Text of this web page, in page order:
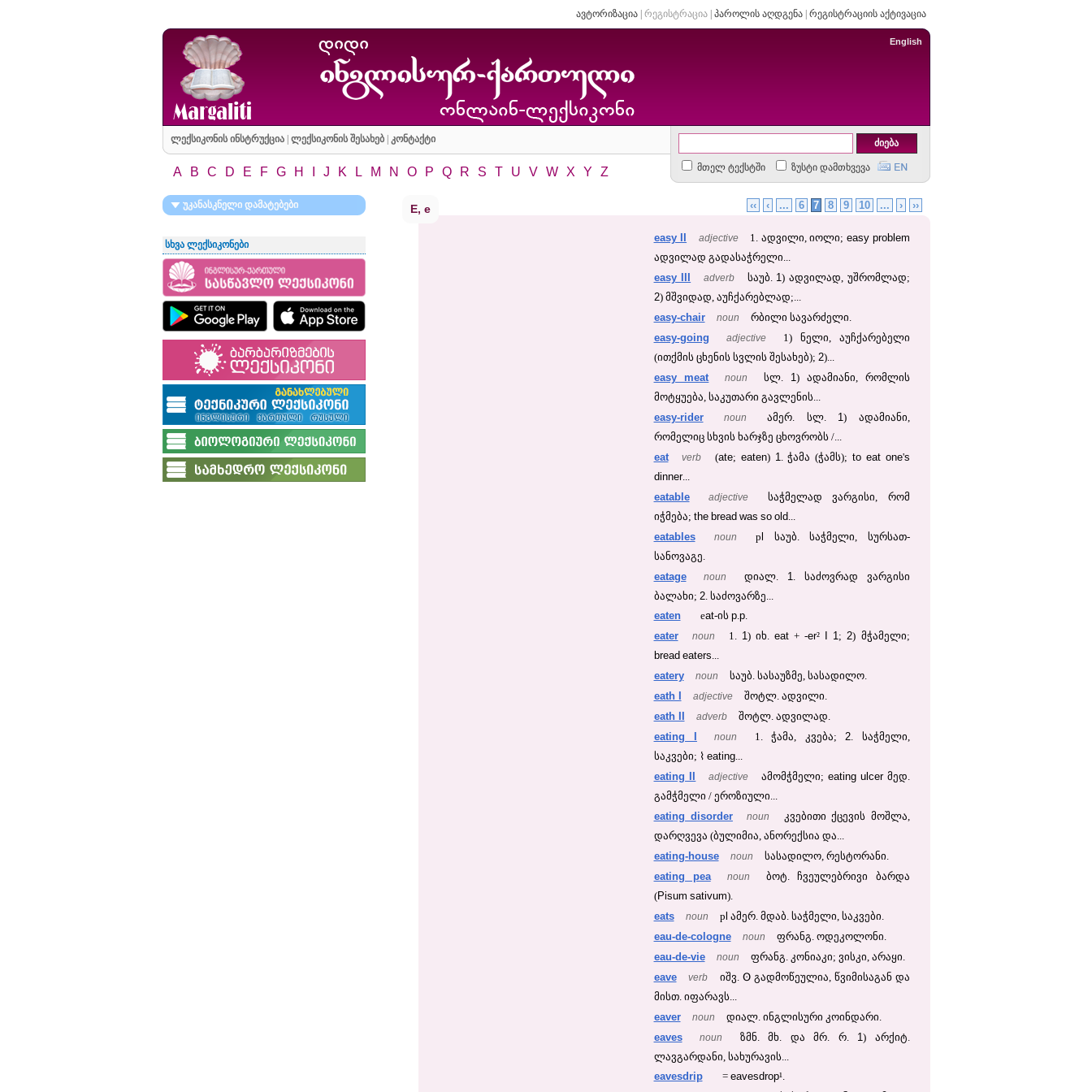
ავტორიზაცია| რეგისტრაცია| პაროლის აღდგენა| რეგისტრაციის აქტივაცია
English
ლექსიკონის ინსტრუქცია| ლექსიკონის შესახებ| კონტაქტი
მთელ ტექსტში ზუსტი დამთხვევა
A B C D E F G H J K L M N O P Q R S T U V W X Y Z
უკანასკნელი დამატებები
სხვა ლექსიკონები
E, e ‹‹ ‹ ... 6 7 8 9 10 ... › ››
easy II adjective 1. ადვილი, იოლი; easy problem
ადვილად გადასაჭრელი...
easy III adverb საუბ. 1) ადვილად, უშრომლად;
2) მშვიდად, აუჩქარებლად;...
easy-chair noun რბილი სავარძელი.
easy-going adjective
1) ნელი, აუჩქარებელი
(ითქმის ცხენის სვლის შესახებ); 2)...
easy meat noun სლ. 1) ადამიანი, რომლის
მოტყუება, საკუთარი გავლენის...
easy-rider noun ამერ. სლ. 1) ადამიანი,
რომელიც სხვის ხარჯზე ცხოვრობს /...
eat verb (ate; eaten) 1. ჭამა (ჭამს); to eat one's
dinner...
eatable adjective
საჭმელად ვარგისი, რომ
იჭმება; the bread was so old...
eatables noun p
საუბ. საჭმელი, სურსათ-
სანოვაგე.
eatage noun დიალ. 1. საძოვრად ვარგისი
ბალახი; 2. საძოვარზე...
eaten eat-ის p.p.
eater noun 1. 1) იხ. eat+ -er² 1;2) მჭამელი;
bread eaters...
eatery noun საუბ. სასაუზმე, სასადილო.
eath I adjective შოტლ. ადვილი.
eath II adverb შოტლ. ადვილად.
eating I noun 1. ჭამა, კვება;2. საჭმელი,
საკვები; ⌇ eating...
eating II adjective ამომჭმელი; eating ulcerმედ.
გამჭმელი / ეროზიული...
eating disorder noun
კვებითი ქცევის მოშლა,
დარღვევა (ბულიმია, ანორექსია და...
eating-house noun სასადილო, რესტორანი.
eating pea noun
ბოტ. ჩვეულებრივი ბარდა
(Pisum sativum).
eats noun p ამერ. მდაბ. საჭმელი, საკვები.
eau-de-cologne noun ფრანგ. ოდეკოლონი.
eau-de-vie noun ფრანგ. კონიაკი; ვისკი, არაყი.
eave verb იშვ.ʘ გადმოწეულია, წვიმისაგან და
მისთ. იფარავს...
eaver noun დიალ. ინგლისური კოინდარი.
eaves noun ზმნ. მხ. და მრ. რ. 1) არქიტ.
ლავგარდანი, სახურავის...
eavesdrip = eavesdrop¹.